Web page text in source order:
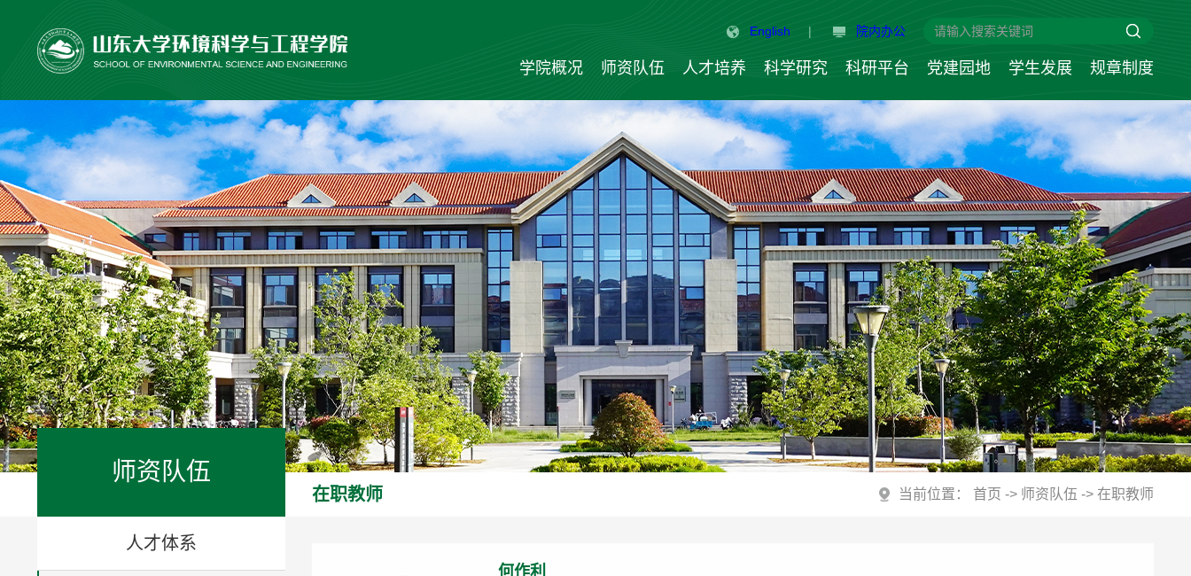
English | 院内办公
学院概况 师资队伍 人才培养 科学研究 科研平台 党建园地 学生发展 规章制度
师资队伍
人才体系
在职教师 当前位置： 首页 -> 师资队伍 ->在职教师
何作利